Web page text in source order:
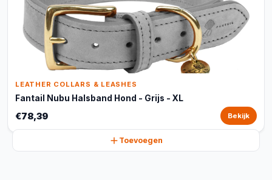
LEATHER COLLARS & LEASHES
Fantail Nubu Halsband Hond - Grijs - XL
€78,39 Bekijk
Toevoegen